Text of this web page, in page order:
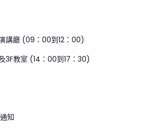
講廳 (09：00到12：00)
3F教室 (14：00到17：30)
知